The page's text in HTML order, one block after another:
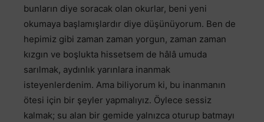
bunların diye soracak olan okurlar, beni yeni
okumaya başlamışlardır diye düşünüyorum. Ben de
hepimiz gibi zaman zaman yorgun, zaman zaman
kızgın ve boşlukta hissetsem de hâlâ umuda
sarılmak, aydınlık yarınlara inanmak
isteyenlerdenim. Ama biliyorum ki, bu inanmanın
ötesi için bir şeyler yapmalıyız. Öylece sessiz
kalmak; su alan bir gemide yalnızca oturup batmayı